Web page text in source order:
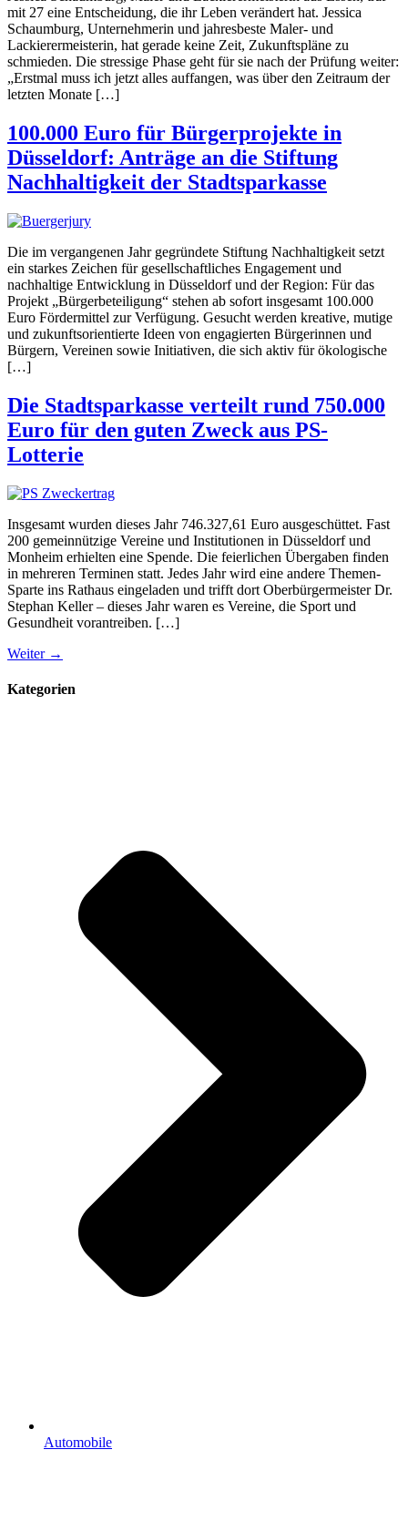
mit 27 eine Entscheidung, die ihr Leben verändert hat. Jessica
Schaumburg, Unternehmerin und jahresbeste Maler- und
Lackierermeisterin, hat gerade keine Zeit, Zukunftspläne zu
schmieden. Die stressige Phase geht für sie nach der Prüfung weiter:
„Erstmal muss ich jetzt alles auffangen, was über den Zeitraum der
letzten Monate […]
100.000 Euro für Bürgerprojekte in
Düsseldorf: Anträge an die Stiftung
Nachhaltigkeit der Stadtsparkasse
Die im vergangenen Jahr gegründete Stiftung Nachhaltigkeit setzt
ein starkes Zeichen für gesellschaftliches Engagement und
nachhaltige Entwicklung in Düsseldorf und der Region: Für das
Projekt „Bürgerbeteiligung“ stehen ab sofort insgesamt 100.000
Euro Fördermittel zur Verfügung. Gesucht werden kreative, mutige
und zukunftsorientierte Ideen von engagierten Bürgerinnen und
Bürgern, Vereinen sowie Initiativen, die sich aktiv für ökologische
[…]
Die Stadtsparkasse verteilt rund 750.000
Euro für den guten Zweck aus PS-
Lotterie
Insgesamt wurden dieses Jahr 746.327,61 Euro ausgeschüttet. Fast
200 gemeinnützige Vereine und Institutionen in Düsseldorf und
Monheim erhielten eine Spende. Die feierlichen Übergaben finden
in mehreren Terminen statt. Jedes Jahr wird eine andere Themen-
Sparte ins Rathaus eingeladen und trifft dort Oberbürgermeister Dr.
Stephan Keller – dieses Jahr waren es Vereine, die Sport und
Gesundheit vorantreiben. […]
Weiter →
Kategorien
Automobile